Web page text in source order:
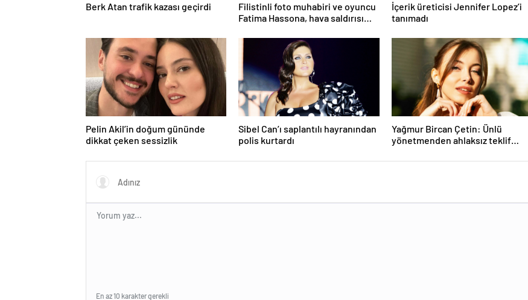
Berk Atan trafik kazası geçirdi
Filistinli foto muhabiri ve oyuncu
Fatima Hassona, hava saldırısı
İçerik üreticisi Jennifer Lopez’i
tanımadı
Pelin Akil’in doğum gününde
dikkat çeken sessizlik
Sibel Can’ı saplantılı hayranından
polis kurtardı
Yağmur Bircan Çetin: Ünlü
yönetmenden ahlaksız teklif
En az 10 karakter gerekli